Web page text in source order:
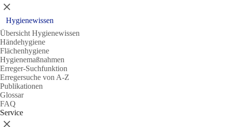
Schließen
Hygienewissen
Übersicht Hygienewissen
Händehygiene
Flächenhygiene
Hygienemaßnahmen
Erreger-Suchfunktion
Erregersuche von A-Z
Publikationen
Glossar
FAQ
Service
Schließen